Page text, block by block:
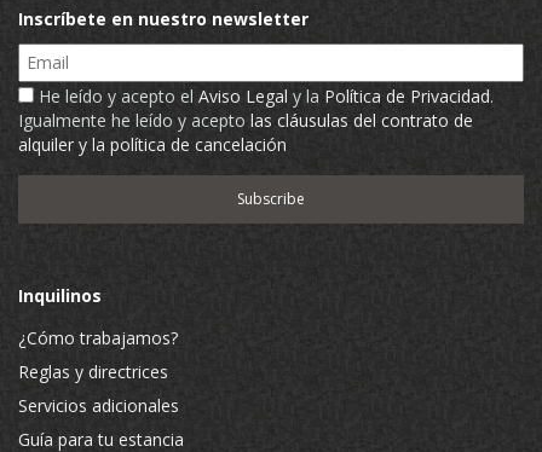
Inscríbete en nuestro newsletter
Email
He leído y acepto el Aviso Legal y la Política de Privacidad.
Igualmente he leído y acepto las cláusulas del contrato de
alquiler y la política de cancelación
Inquilinos
¿Cómo trabajamos?
Reglas y directrices
Servicios adicionales
Guía para tu estancia